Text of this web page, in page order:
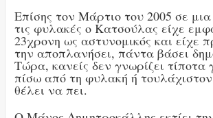
Επίσης τον Μάρτιο του 2005 σε
τις φυλακές ο Κατσούλας είχε
23χρονη ως αστυνομικός και είχε
την αποπλανήσει, πάντα βάσει
Τώρα, κανείς δεν γνωρίζει τίποτα
πίσω από τη φυλακή ή τουλάχιστον
θέλει να πει.